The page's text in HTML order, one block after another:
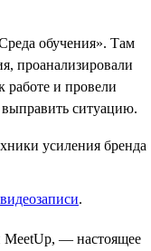
обучения». Там
проанализировали
и провели
ситуацию.
.
MeetUp, — настоящее